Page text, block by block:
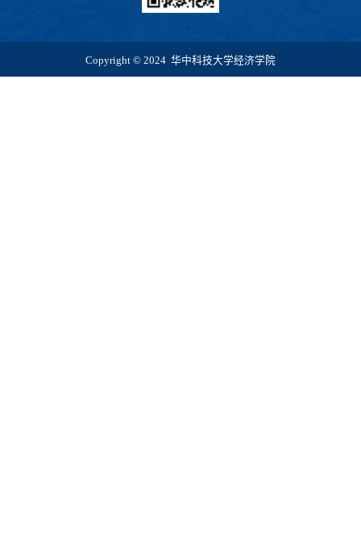
Copyright © 2024 华中科技大学经济学院